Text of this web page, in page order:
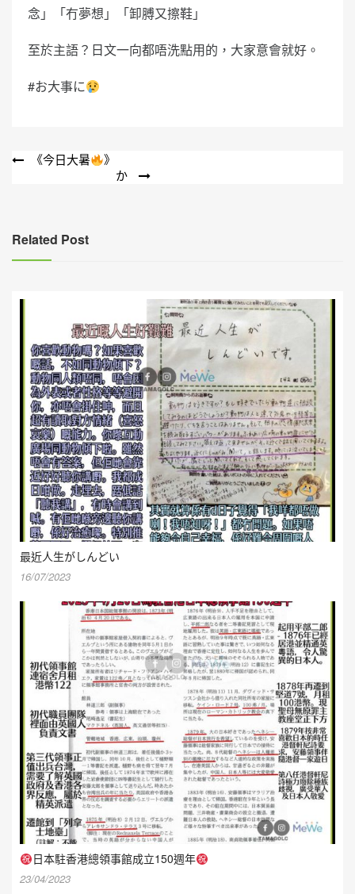
念」「冇夢想」「卸膊又擦鞋」
至於主語？日文一向都唔洗點用的，大家意會就好。
#お大事に
文
覽
《今日大暑
》
か
Related Post
最近人生がしんどい
16/07/2023
日本駐香港總領事館成立150週年
23/04/2023